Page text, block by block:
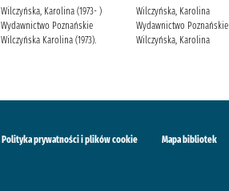
Wilczyńska, Karolina (1973- )
Wydawnictwo Poznańskie
Wilczyńska Karolina (1973).
Wilczyńska, Karolina
Wydawnictwo Poznańskie
Wilczyńska, Karolina
Polityka prywatności i plików cookie Mapa bibliotek